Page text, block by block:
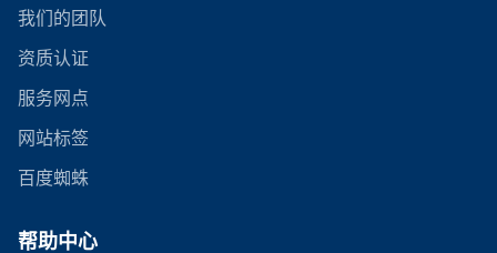
我们的团队
资质认证
服务网点
网站标签
百度蜘蛛
帮助中心